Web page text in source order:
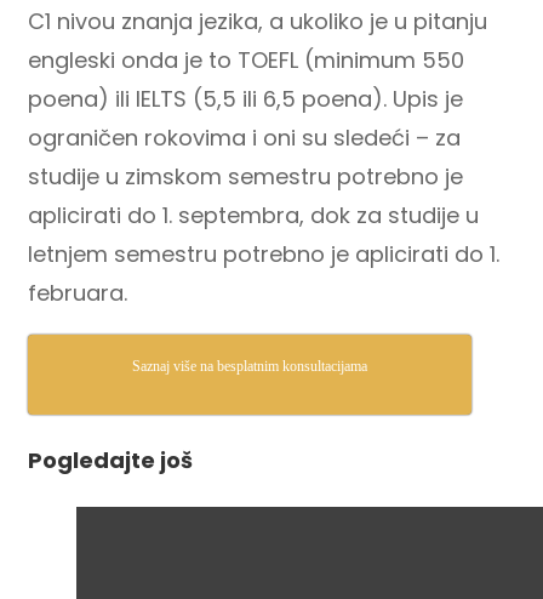
C1 nivou znanja jezika, a ukoliko je u pitanju
engleski onda je to TOEFL (minimum 550
poena) ili IELTS (5,5 ili 6,5 poena). Upis je
ograničen rokovima i oni su sledeći – za
studije u zimskom semestru potrebno je
aplicirati do 1. septembra, dok za studije u
letnjem semestru potrebno je aplicirati do 1.
februara.
Saznaj više na besplatnim konsultacijama
Pogledajte još